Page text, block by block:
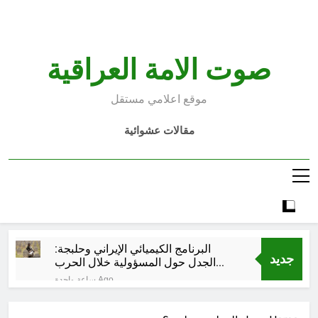
صوت الامة العراقية
موقع اعلامي مستقل
مقالات عشوائية
جديد
البرنامج الكيميائي الإيراني وحلبجة:
الجدل حول المسؤولية خلال الحرب
الإيرانية–العراقية
ساعة واحدة Ago